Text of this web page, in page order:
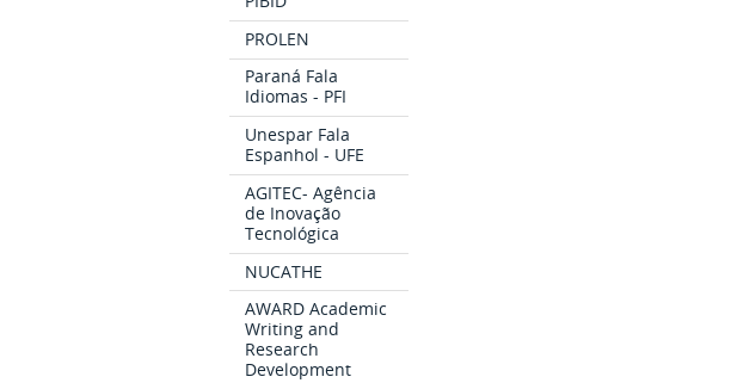
PROLEN
Paraná Fala
Idiomas - PFI
Unespar Fala
Espanhol - UFE
AGITEC- Agência
de Inovação
Tecnológica
NUCATHE
AWARD Academic
Writing and
Research
Development